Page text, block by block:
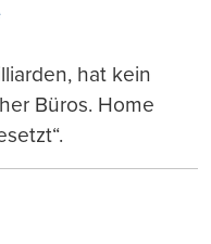
hat kein
Büros. Home